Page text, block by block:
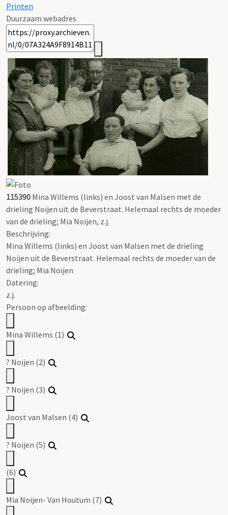
Printen
Duurzaam webadres
115390 Mina Willems (links) en Joost van Malsen met de
drieling Noijen uit de Beverstraat. Helemaal rechts de moeder
van de drieling; Mia Noijen, z.j.
Beschrijving:
Mina Willems (links) en Joost van Malsen met de drieling
Noijen uit de Beverstraat. Helemaal rechts de moeder van de
drieling; Mia Noijen
Datering:
z.j.
Persoon op afbeelding:
Mina Willems (1)
? Noijen (2)
? Noijen (3)
Joost van Malsen (4)
? Noijen (5)
(6)
Mia Noijen- Van Houtum (7)